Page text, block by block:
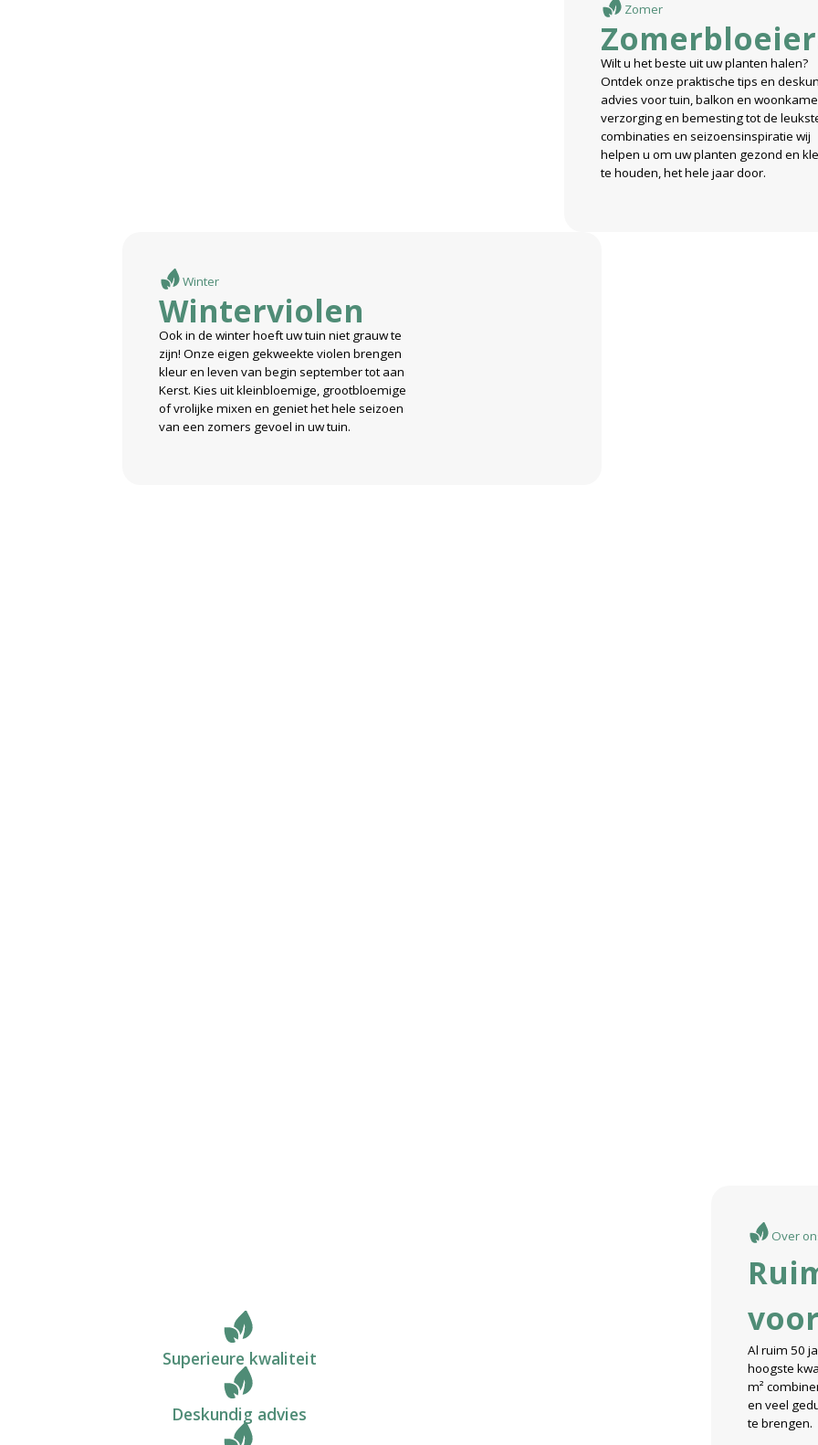
Zomer
Wilt u het beste uit uw planten halen?
Ontdek onze praktische tips en
advies voor tuin, balkon en
verzorging en bemesting tot de
combinaties en seizoensinspiratie wij
helpen u om uw planten gezond en
te houden, het hele jaar door.
Winter
Winterviolen
Ook in de winter hoeft uw tuin niet grauw te
zijn! Onze eigen gekweekte violen brengen
kleur en leven van begin september tot aan
Kerst. Kies uit kleinbloemige, grootbloemige
of vrolijke mixen en geniet het hele seizoen
van een zomers gevoel in uw tuin.
Superieure kwaliteit
Deskundig advies
Over
Al ruim 50
hoogste
m²
en veel
te brengen.